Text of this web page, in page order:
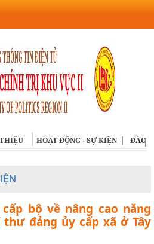
ĐĂNG NHẬP
HOẠT ĐỘNG - SỰ KIỆN ĐÀO
bộ về nâng cao năng
đảng ủy cấp xã ở Tây